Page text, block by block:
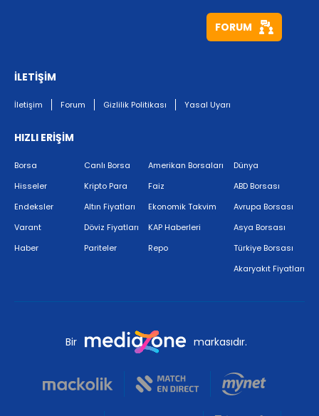
FORUM
İLETİŞİM
İletişim Forum Gizlilik Politikası Yasal Uyarı
HIZLI ERİŞİM
Borsa
Hisseler
Endeksler
Varant
Haber
Canlı Borsa
Kripto Para
Altın Fiyatları
Döviz Fiyatları
Pariteler
Amerikan Borsaları
Faiz
Ekonomik Takvim
KAP Haberleri
Repo
Dünya
ABD Borsası
Avrupa Borsası
Asya Borsası
Türkiye Borsası
Akaryakıt Fiyatları
Bir markasıdır.